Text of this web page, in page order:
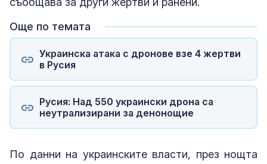
Още по темата
Украинска атака с дронове взе 4 жертви
в Русия
Русия: Над 550 украински дрона са
неутрализирани за денонощие
По данни на украинските власти, през нощта